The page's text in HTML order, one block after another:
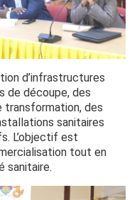
d’infrastructures
de découpe, des
transformation, des
sanitaires
L’objectif est
tout en
sanitaire.